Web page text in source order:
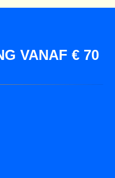
VANAF € 70